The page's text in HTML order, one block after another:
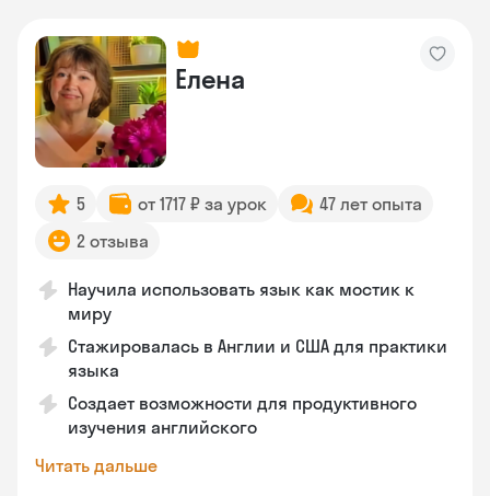
Елена
5 от 1717 ₽ за урок
47 лет опыта
2 отзыва
Научила использовать язык как мостик к
миру
Стажировалась в Англии и США для практики
языка
Создает возможности для продуктивного
изучения английского
Читать дальше